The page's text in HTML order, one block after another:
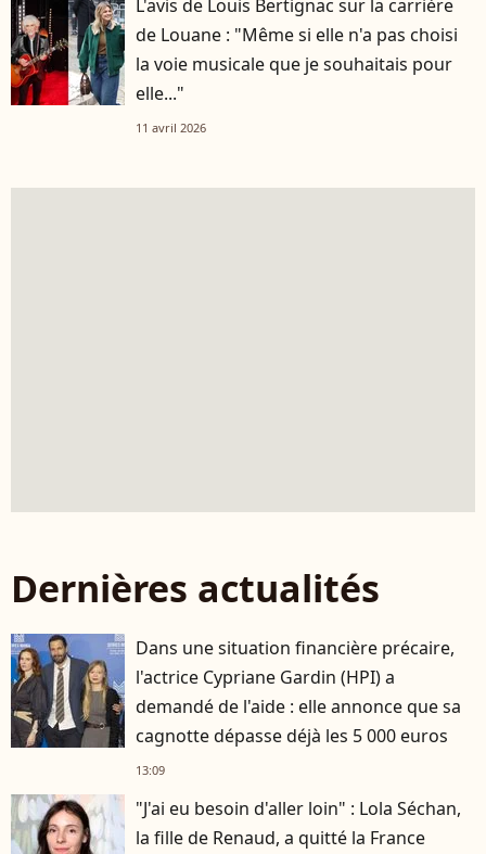
L'avis de Louis Bertignac sur la carrière
de Louane : "Même si elle n'a pas choisi
la voie musicale que je souhaitais pour
elle..."
11 avril 2026
Dernières actualités
Dans une situation financière précaire,
l'actrice Cypriane Gardin (HPI) a
demandé de l'aide : elle annonce que sa
cagnotte dépasse déjà les 5 000 euros
13:09
"J'ai eu besoin d'aller loin" : Lola Séchan,
la fille de Renaud, a quitté la France